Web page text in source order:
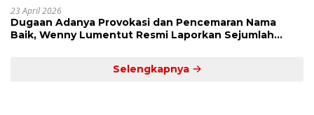
23 April 2026
Dugaan Adanya Provokasi dan Pencemaran Nama
Baik, Wenny Lumentut Resmi Laporkan Sejumlah
Selengkapnya